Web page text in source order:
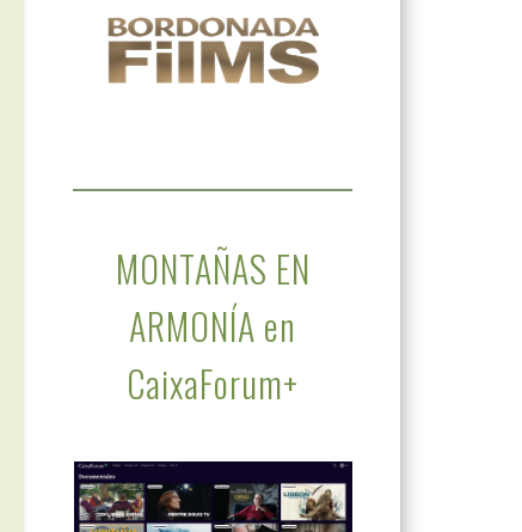
MONTAÑAS EN
ARMONÍA en
CaixaForum+